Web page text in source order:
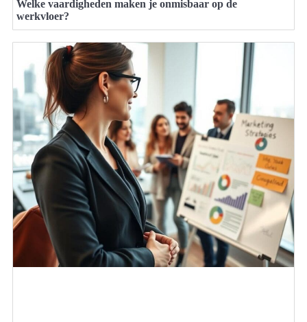
Welke vaardigheden maken je onmisbaar op de
werkvloer?